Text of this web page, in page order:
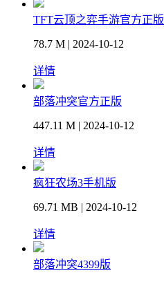
TFT云顶之弈手游官方正版
78.7 M | 2024-10-12
详情
部落冲突官方正版
447.11 M | 2024-10-12
详情
疯狂农场3手机版
69.71 MB | 2024-10-12
详情
部落冲突4399版